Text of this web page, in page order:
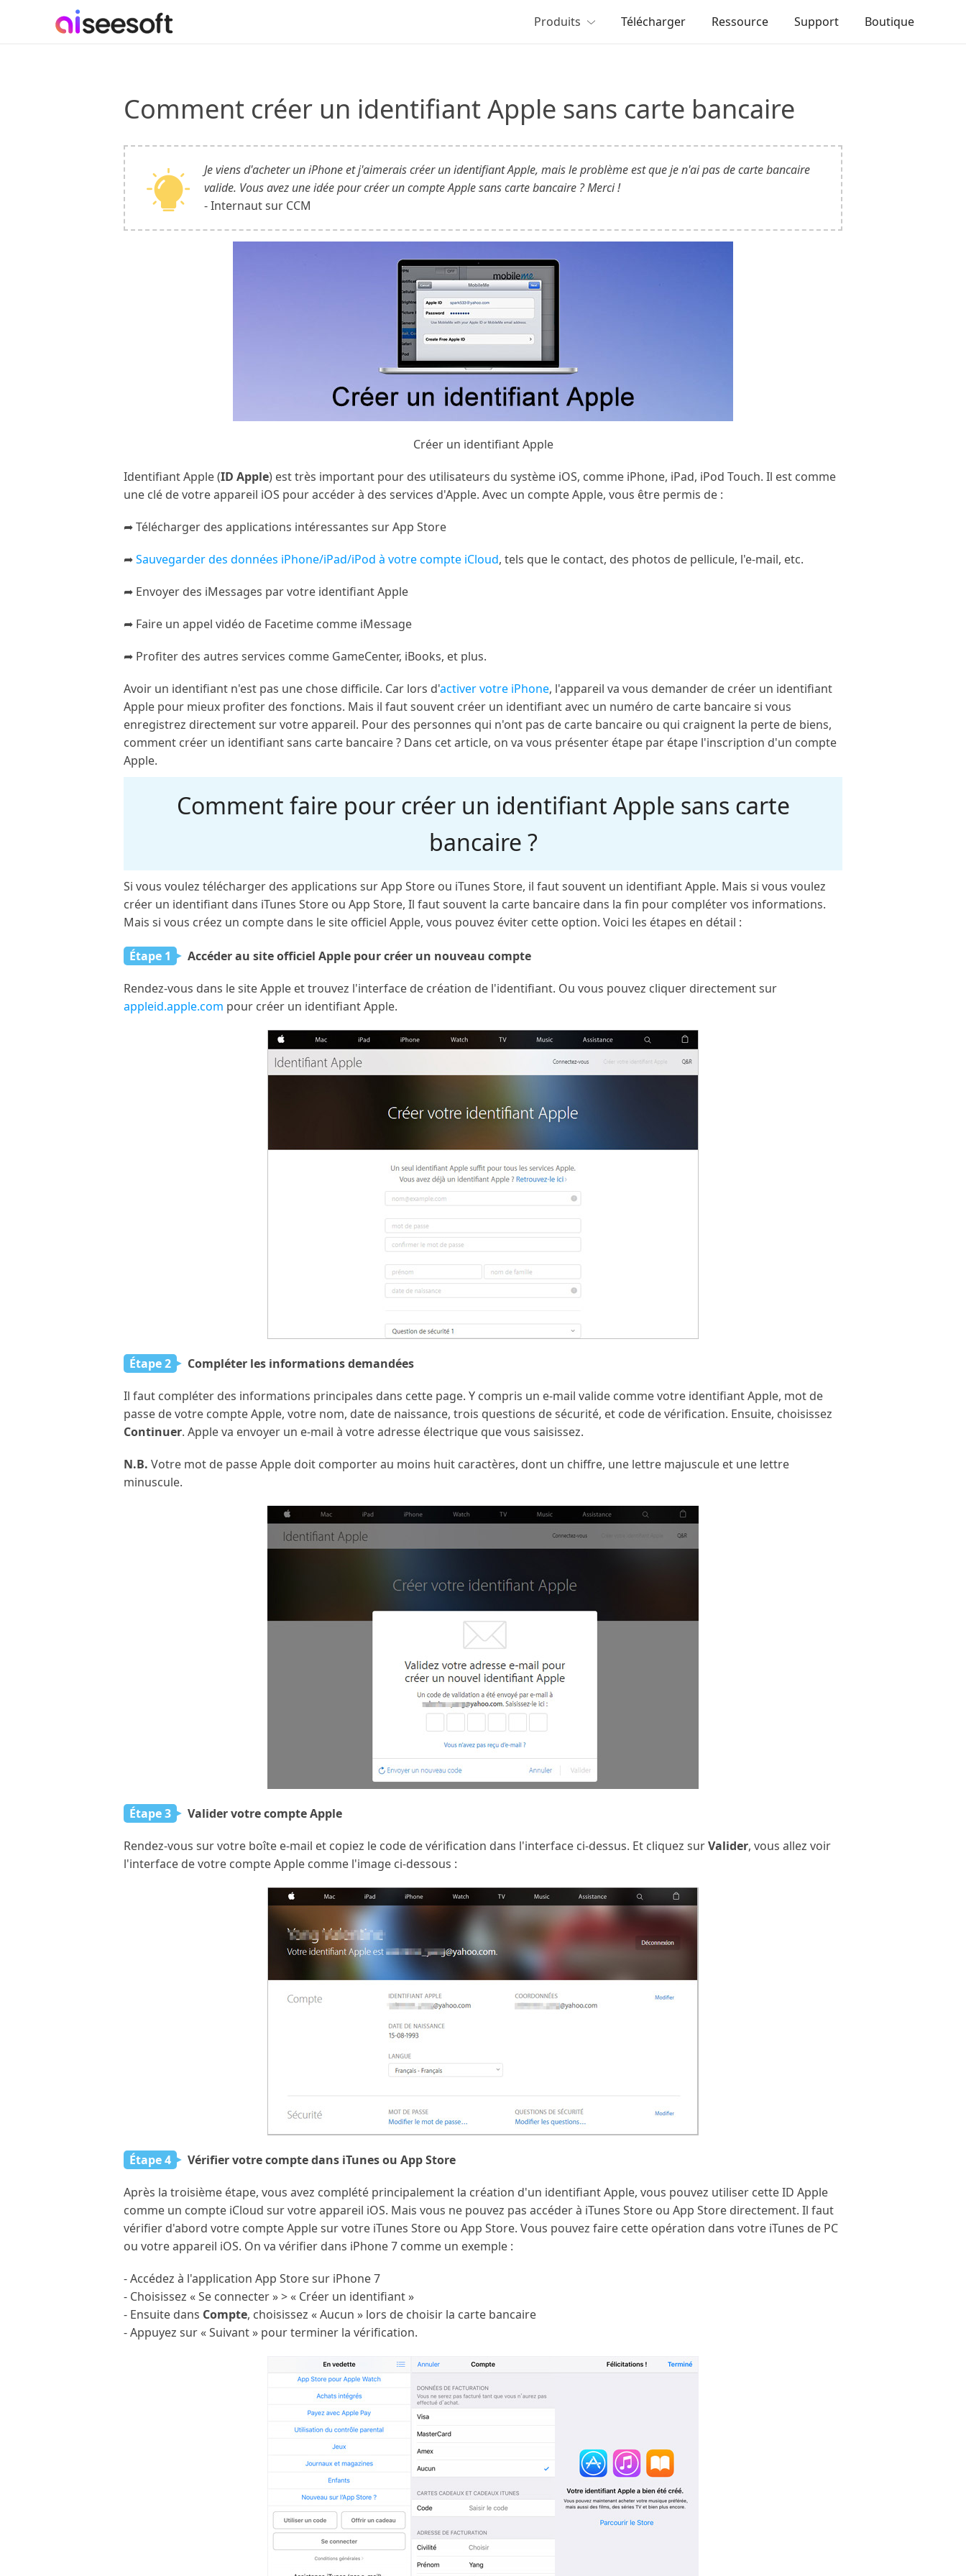
Produits Télécharger Ressource Support Boutique
Comment créer un identifiant Apple sans carte bancaire
Je viens d'acheter un iPhone et j'aimerais créer un identifiant Apple, mais le problème est que je n'ai pas de carte bancaire
valide. Vous avez une idée pour créer un compte Apple sans carte bancaire ? Merci !
- Internaut sur CCM
Créer un identifiant Apple
Identifiant Apple (ID Apple) est très important pour des utilisateurs du système iOS, comme iPhone, iPad, iPod Touch. Il est comme
une clé de votre appareil iOS pour accéder à des services d'Apple. Avec un compte Apple, vous être permis de :
➦ Télécharger des applications intéressantes sur App Store
➦Sauvegarder des données iPhone/iPad/iPod à votre compte iCloud, tels que le contact, des photos de pellicule, l'e-mail, etc.
➦ Envoyer des iMessages par votre identifiant Apple
➦ Faire un appel vidéo de Facetime comme iMessage
➦ Profiter des autres services comme GameCenter, iBooks, et plus.
Avoir un identifiant n'est pas une chose difficile. Car lors d'activer votre iPhone, l'appareil va vous demander de créer un identifiant
Apple pour mieux profiter des fonctions. Mais il faut souvent créer un identifiant avec un numéro de carte bancaire si vous
enregistrez directement sur votre appareil. Pour des personnes qui n'ont pas de carte bancaire ou qui craignent la perte de biens,
comment créer un identifiant sans carte bancaire ? Dans cet article, on va vous présenter étape par étape l'inscription d'un compte
Apple.
Comment faire pour créer un identifiant Apple sans carte
bancaire ?
Si vous voulez télécharger des applications sur App Store ou iTunes Store, il faut souvent un identifiant Apple. Mais si vous voulez
créer un identifiant dans iTunes Store ou App Store, Il faut souvent la carte bancaire dans la fin pour compléter vos informations.
Mais si vous créez un compte dans le site officiel Apple, vous pouvez éviter cette option. Voici les étapes en détail :
Étape 1 Accéder au site officiel Apple pour créer un nouveau compte
Rendez-vous dans le site Apple et trouvez l'interface de création de l'identifiant. Ou vous pouvez cliquer directement sur
appleid.apple.com pour créer un identifiant Apple.
Étape 2 Compléter les informations demandées
Il faut compléter des informations principales dans cette page. Y compris un e-mail valide comme votre identifiant Apple, mot de
passe de votre compte Apple, votre nom, date de naissance, trois questions de sécurité, et code de vérification. Ensuite, choisissez
Continuer. Apple va envoyer un e-mail à votre adresse électrique que vous saisissez.
N.B. Votre mot de passe Apple doit comporter au moins huit caractères, dont un chiffre, une lettre majuscule et une lettre
minuscule.
Étape 3 Valider votre compte Apple
Rendez-vous sur votre boîte e-mail et copiez le code de vérification dans l'interface ci-dessus. Et cliquez surValider, vous allez voir
l'interface de votre compte Apple comme l'image ci-dessous :
Étape 4 Vérifier votre compte dans iTunes ou App Store
Après la troisième étape, vous avez complété principalement la création d'un identifiant Apple, vous pouvez utiliser cette ID Apple
comme un compte iCloud sur votre appareil iOS. Mais vous ne pouvez pas accéder à iTunes Store ou App Store directement. Il faut
vérifier d'abord votre compte Apple sur votre iTunes Store ou App Store. Vous pouvez faire cette opération dans votre iTunes de PC
ou votre appareil iOS. On va vérifier dans iPhone 7 comme un exemple :
- Accédez à l'application App Store sur iPhone 7
- Choisissez « Se connecter » > « Créer un identifiant »
- Ensuite dans Compte, choisissez « Aucun » lors de choisir la carte bancaire
- Appuyez sur « Suivant » pour terminer la vérification.